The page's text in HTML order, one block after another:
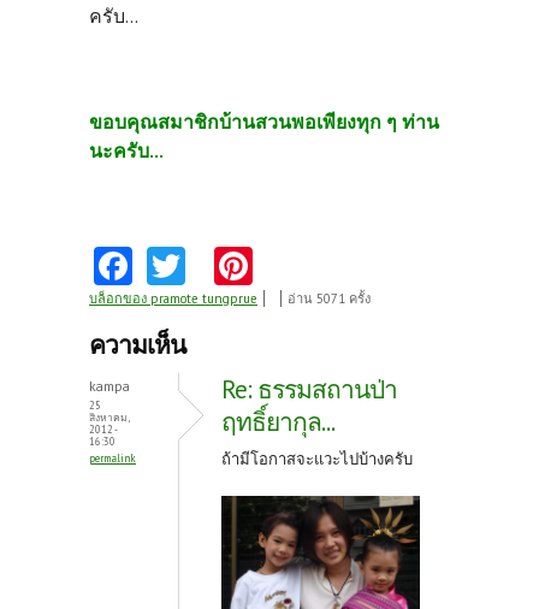
ครับ...
ขอบคุณสมาชิกบ้านสวนพอเพียงทุก ๆ ท่าน
นะครับ...
Fa
ce
b
k
w
itt
nt
es
t
บล็อกของ pramote tungprue อ่าน 5071 ครั้ง
ความเห็น
kampa
25
สิงหาคม,
2012 -
16:30
permalink
Re: ธรรมสถานป่า
ฤทธิ์ยากุล...
ถ้ามีโอกาสจะแวะไปบ้างครับ